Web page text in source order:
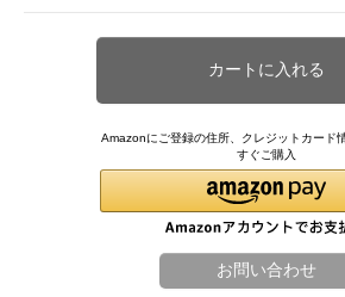
Amazonにご登録の住所、クレジットカード
すぐご購入